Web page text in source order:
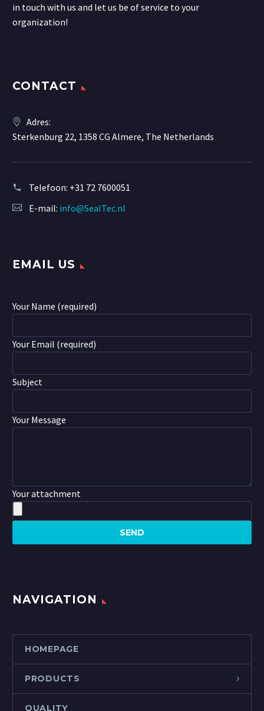
in touch with us and let us be of service to your
organization!
CONTACT
Adres:
Sterkenburg 22, 1358 CG Almere, The Netherlands
Telefoon: +31 72 7600051
E-mail: info@SealTec.nl
EMAIL US
Your Name (required)
Your Email (required)
Subject
Your Message
Your attachment
NAVIGATION
HOMEPAGE
PRODUCTS
QUALITY